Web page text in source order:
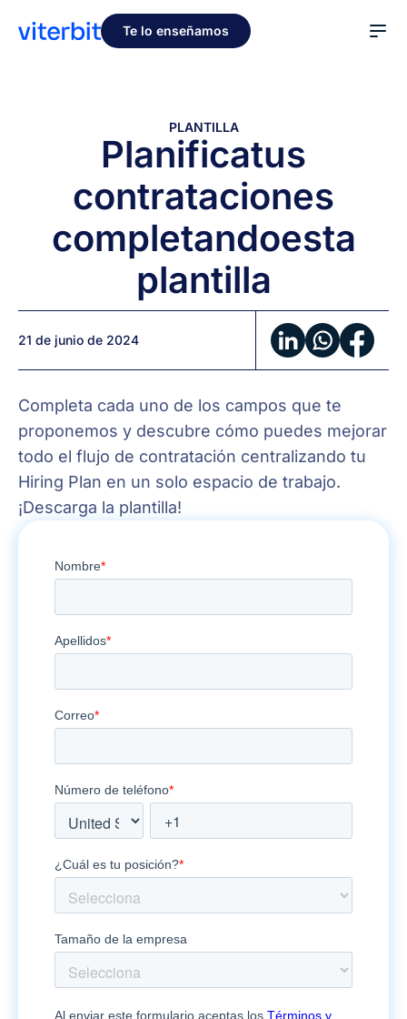
Te lo enseñamos
esta
PLANTILLA
Planificatus
contrataciones
completandoesta
plantilla
21 de junio de 2024
Completa cada uno de los campos que te
proponemos y descubre cómo puedes mejorar
todo el flujo de contratación centralizando tu
Hiring Plan en un solo espacio de trabajo.
¡Descarga la plantilla!